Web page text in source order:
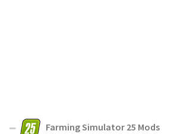
Farming Simulator 25 Mods